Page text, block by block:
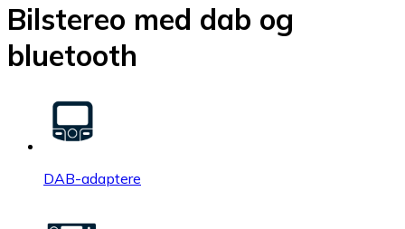
Bilstereo med dab og
bluetooth
DAB-adaptere